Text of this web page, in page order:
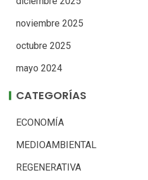
noviembre 2025
octubre 2025
mayo 2024
CATEGORÍAS
ECONOMÍA
MEDIOAMBIENTAL
REGENERATIVA